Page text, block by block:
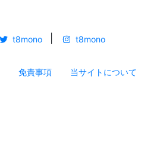
t8mono t8mono
免責事項 当サイトについて